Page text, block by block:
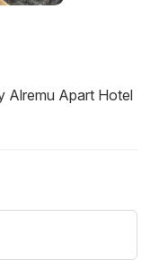
Alremu Apart Hotel